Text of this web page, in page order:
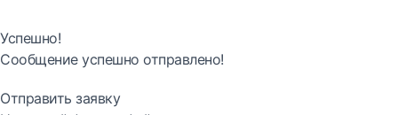
Успешно!
Сообщение успешно отправлено!
Отправить заявку